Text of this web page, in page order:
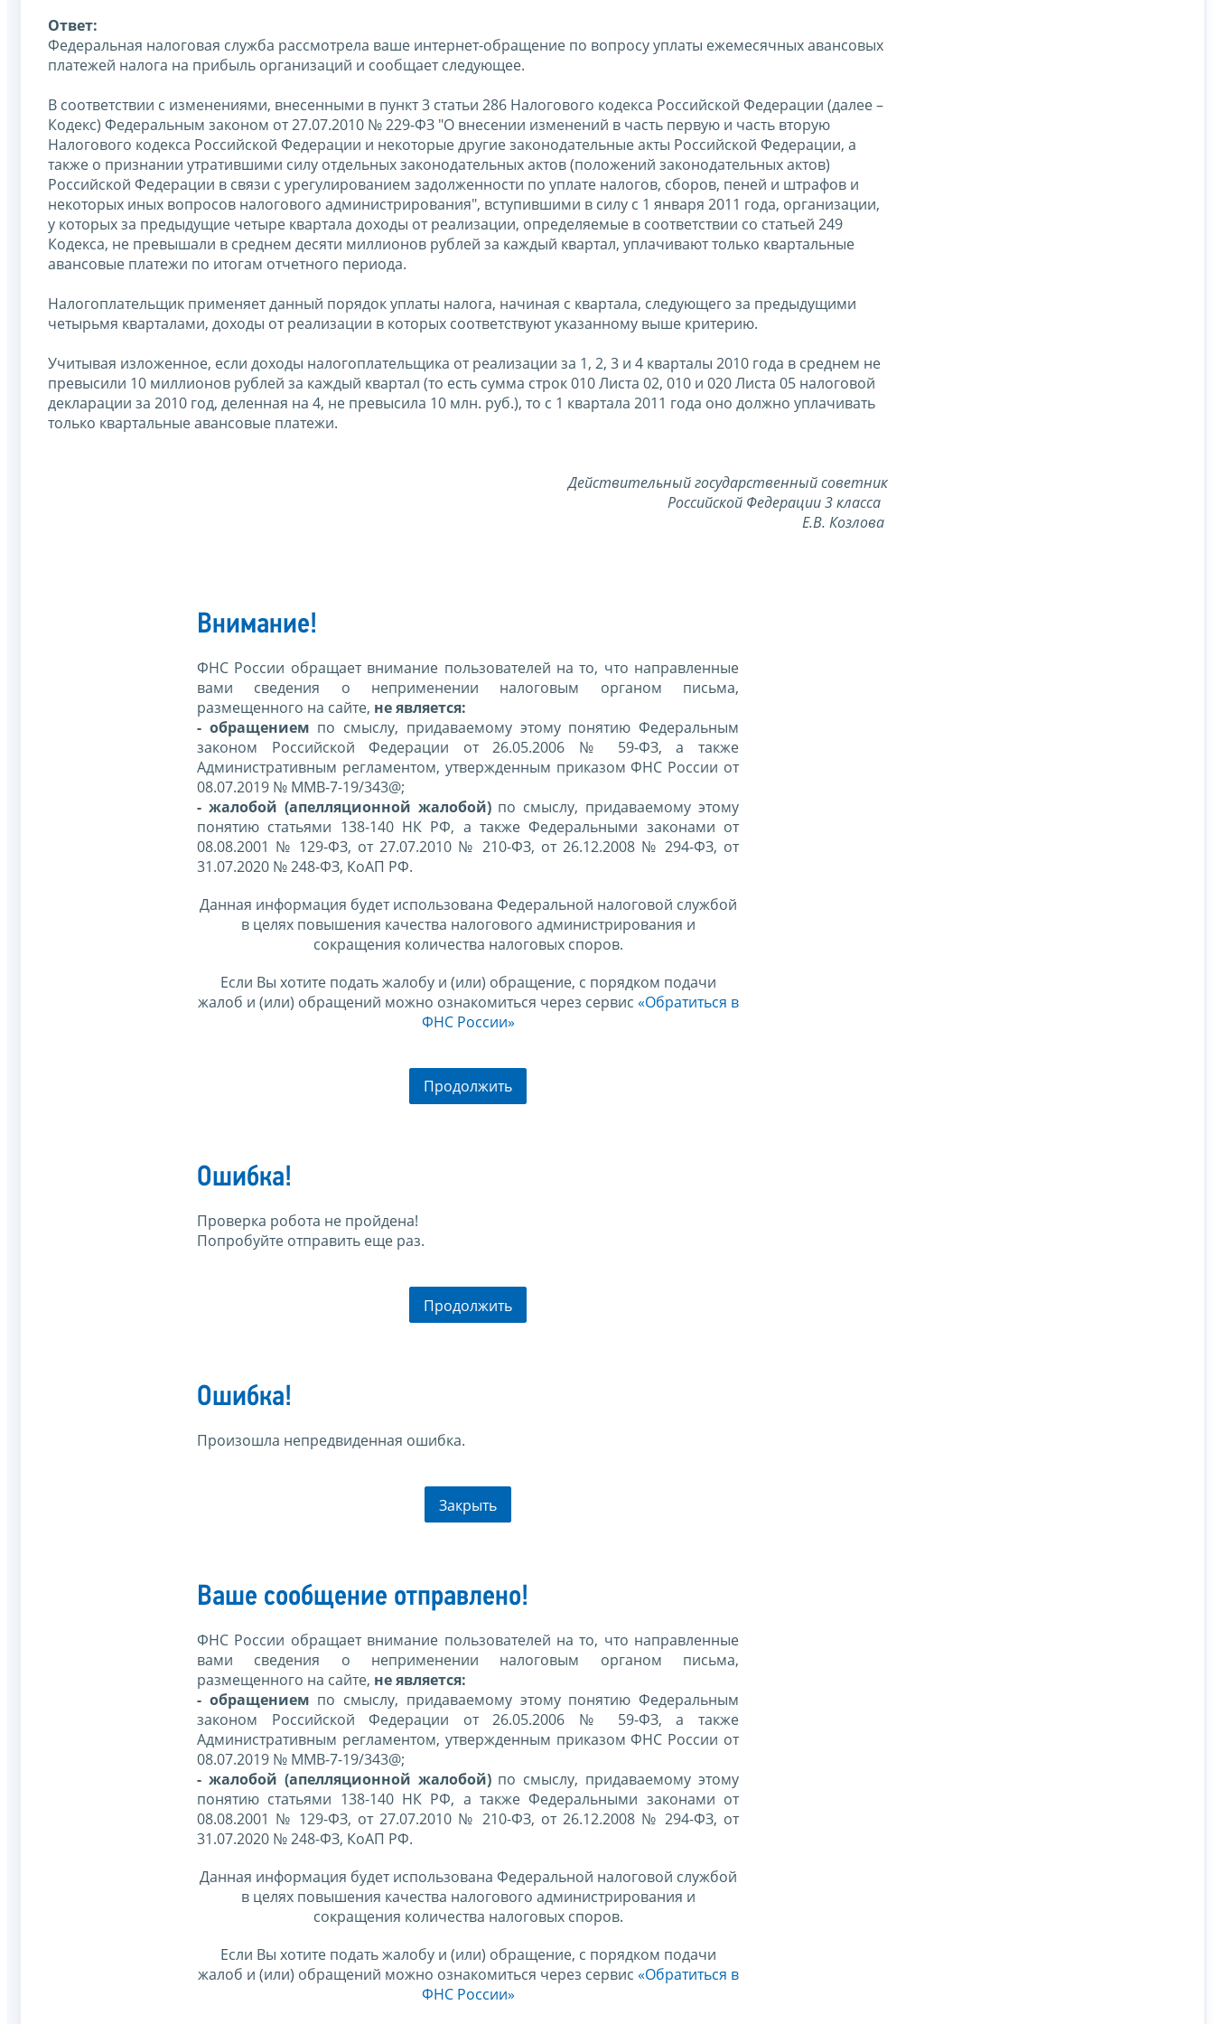
Ответ:
Федеральная налоговая служба рассмотрела ваше интернет-обращение по вопросу уплаты ежемесячных авансовых
платежей налога на прибыль организаций и сообщает следующее.
В соответствии с изменениями, внесенными в пункт 3 статьи 286 Налогового кодекса Российской Федерации (далее –
Кодекс) Федеральным законом от 27.07.2010 № 229-ФЗ "О внесении изменений в часть первую и часть вторую
Налогового кодекса Российской Федерации и некоторые другие законодательные акты Российской Федерации, а
также о признании утратившими силу отдельных законодательных актов (положений законодательных актов)
Российской Федерации в связи с урегулированием задолженности по уплате налогов, сборов, пеней и штрафов и
некоторых иных вопросов налогового администрирования", вступившими в силу с 1 января 2011 года, организации,
у которых за предыдущие четыре квартала доходы от реализации, определяемые в соответствии со статьей 249
Кодекса, не превышали в среднем десяти миллионов рублей за каждый квартал, уплачивают только квартальные
авансовые платежи по итогам отчетного периода.
Налогоплательщик применяет данный порядок уплаты налога, начиная с квартала, следующего за предыдущими
четырьмя кварталами, доходы от реализации в которых соответствуют указанному выше критерию.
Учитывая изложенное, если доходы налогоплательщика от реализации за 1, 2, 3 и 4 кварталы 2010 года в среднем не
превысили 10 миллионов рублей за каждый квартал (то есть сумма строк 010 Листа 02, 010 и 020 Листа 05 налоговой
декларации за 2010 год, деленная на 4, не превысила 10 млн. руб.), то с 1 квартала 2011 года оно должно уплачивать
только квартальные авансовые платежи.
Действительный государственный советник
Российской Федерации 3 класса
Е.В. Козлова
Внимание!
ФНС России обращает внимание пользователей на то, что направленные
вами сведения о неприменении налоговым органом письма,
размещенного на сайте, не является:
- обращением по смыслу, придаваемому этому понятию Федеральным
законом Российской Федерации от 26.05.2006 № 59-ФЗ, а также
Административным регламентом, утвержденным приказом ФНС России от
08.07.2019 № ММВ-7-19/343@;
- жалобой (апелляционной жалобой)по смыслу, придаваемому этому
понятию статьями 138-140 НК РФ, а также Федеральными законами от
08.08.2001 № 129-ФЗ, от 27.07.2010 № 210-ФЗ, от 26.12.2008 № 294-ФЗ, от
31.07.2020 № 248-ФЗ, КоАП РФ.
Данная информация будет использована Федеральной налоговой службой
в целях повышения качества налогового администрирования и
сокращения количества налоговых споров.
Если Вы хотите подать жалобу и (или) обращение, с порядком подачи
жалоб и (или) обращений можно ознакомиться через сервис «Обратиться в
ФНС России»
Продолжить
Ошибка!
Проверка робота не пройдена!
Попробуйте отправить еще раз.
Продолжить
Ошибка!
Произошла непредвиденная ошибка.
Закрыть
Ваше сообщение отправлено!
ФНС России обращает внимание пользователей на то, что направленные
вами сведения о неприменении налоговым органом письма,
размещенного на сайте, не является:
- обращением по смыслу, придаваемому этому понятию Федеральным
законом Российской Федерации от 26.05.2006 № 59-ФЗ, а также
Административным регламентом, утвержденным приказом ФНС России от
08.07.2019 № ММВ-7-19/343@;
- жалобой (апелляционной жалобой)по смыслу, придаваемому этому
понятию статьями 138-140 НК РФ, а также Федеральными законами от
08.08.2001 № 129-ФЗ, от 27.07.2010 № 210-ФЗ, от 26.12.2008 № 294-ФЗ, от
31.07.2020 № 248-ФЗ, КоАП РФ.
Данная информация будет использована Федеральной налоговой службой
в целях повышения качества налогового администрирования и
сокращения количества налоговых споров.
Если Вы хотите подать жалобу и (или) обращение, с порядком подачи
жалоб и (или) обращений можно ознакомиться через сервис «Обратиться в
ФНС России»